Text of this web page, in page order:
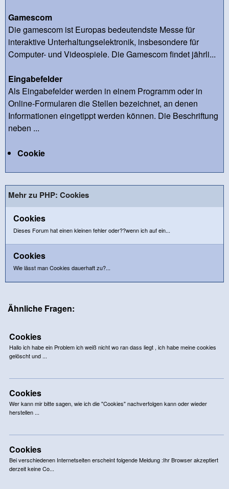
Gamescom
Die gamescom ist Europas bedeutendste Messe für
interaktive Unterhaltungselektronik, insbesondere für
Computer- und Videospiele. Die Gamescom findet jährli...
Eingabefelder
Als Eingabefelder werden in einem Programm oder in
Online-Formularen die Stellen bezeichnet, an denen
Informationen eingetippt werden können. Die Beschriftung
neben ...
Cookie
Mehr zu PHP: Cookies
Cookies
Dieses Forum hat einen kleinen fehler oder??wenn ich auf ein...
Cookies
Wie lässt man Cookies dauerhaft zu?...
Ähnliche Fragen:
Cookies
Hallo ich habe ein Problem ich weiß nicht wo ran dass liegt , ich habe meine cookies
gelöscht und ...
Cookies
Wer kann mir bitte sagen, wie ich die "Cookies" nachverfolgen kann oder wieder
herstellen ...
Cookies
Bei verschiedenen Internetseiten erscheint folgende Meldung :Ihr Browser akzeptiert
derzeit keine Co...